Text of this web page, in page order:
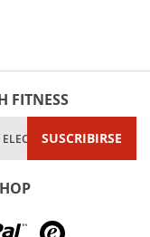
FITNESS
SUSCRIBIRSE